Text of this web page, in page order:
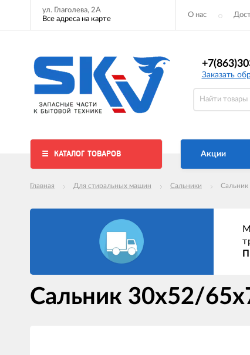
ул. Глаголева, 2А
Все адреса на карте
О нас
Заказать
КАТАЛОГ ТОВАРОВ Акции
Главная Для стиральных машин Сальники
Сальник 30x52/